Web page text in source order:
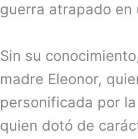
guerra atrapado
Sin su
madre Eleonor,
personificada por
quien dotó de